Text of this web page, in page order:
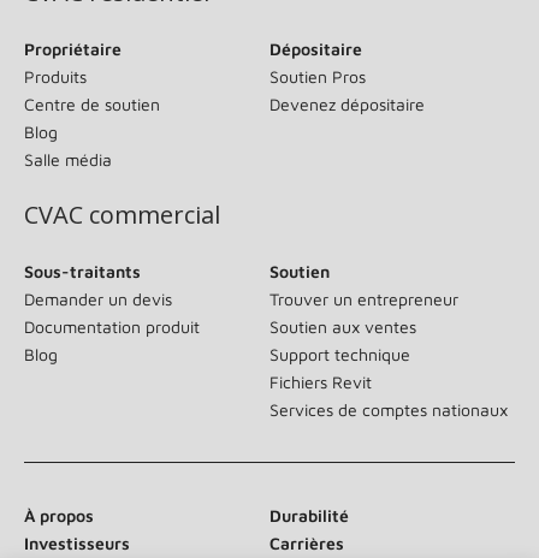
Propriétaire
Produits
Centre de soutien
Blog
Salle média
Dépositaire
Soutien Pros
Devenez dépositaire
CVAC commercial
Sous-traitants
Demander un devis
Documentation produit
Blog
Soutien
Trouver un entrepreneur
Soutien aux ventes
Support technique
Fichiers Revit
Services de comptes nationaux
À propos
Durabilité
Investisseurs
Carrières